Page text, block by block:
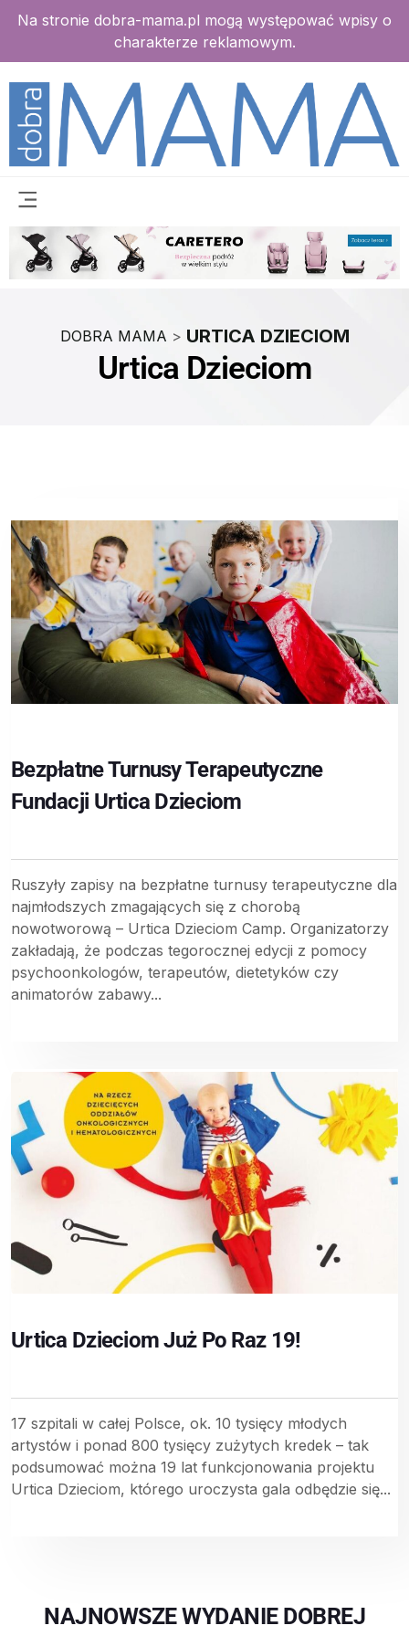
Na stronie dobra-mama.pl mogą występować wpisy o
charakterze reklamowym.
DOBRA MAMA > URTICA DZIECIOM
Urtica Dzieciom
Bezpłatne Turnusy Terapeutyczne
Fundacji Urtica Dzieciom
Ruszyły zapisy na bezpłatne turnusy terapeutyczne dla
najmłodszych zmagających się z chorobą
nowotworową – Urtica Dzieciom Camp. Organizatorzy
zakładają, że podczas tegorocznej edycji z pomocy
psychoonkologów, terapeutów, dietetyków czy
animatorów zabawy...
Urtica Dzieciom Już Po Raz 19!
17 szpitali w całej Polsce, ok. 10 tysięcy młodych
artystów i ponad 800 tysięcy zużytych kredek – tak
podsumować można 19 lat funkcjonowania projektu
Urtica Dzieciom, którego uroczysta gala odbędzie się...
NAJNOWSZE WYDANIE DOBREJ